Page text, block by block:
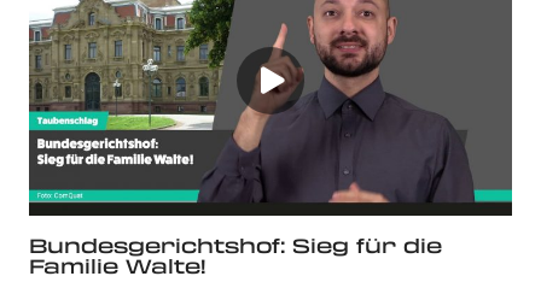
Bundesgerichtshof: Sieg für die
Familie Walte!